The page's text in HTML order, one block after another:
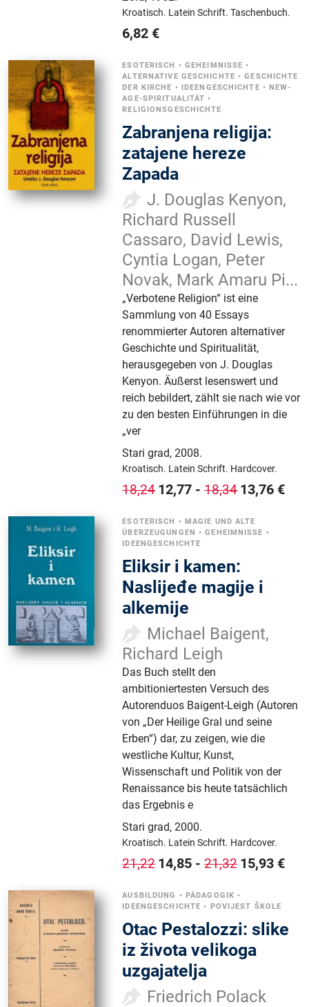
Kroatisch. Latein Schrift.Taschenbuch.
6,82 €
ESOTERISCH • GEHEIMNISSE •
ALTERNATIVE GESCHICHTE •GESCHICHTE
DER KIRCHE • IDEENGESCHICHTE •NEW-
AGE-SPIRITUALITÄT •
RELIGIONSGESCHICHTE
Zabranjena religija:
zatajene hereze
Zapada
J. Douglas Kenyon,
Richard Russell
Cassaro, David Lewis,
Cyntia Logan, Peter
Novak, Mark Amaru Pi...
„Verbotene Religion“ ist eine
Sammlung von 40 Essays
renommierter Autoren alternativer
Geschichte und Spiritualität,
herausgegeben von J. Douglas
Kenyon. Äußerst lesenswert und
reich bebildert, zählt sie nach wie vor
zu den besten Einführungen in die
„ver
Stari grad,2008.
Kroatisch. Latein Schrift. Hardcover.
18,24 12,77 -18,34 13,76 €
ESOTERISCH • MAGIE UND ALTE
ÜBERZEUGUNGEN •GEHEIMNISSE •
IDEENGESCHICHTE
Eliksir i kamen:
Naslijeđe magije i
alkemije
Michael Baigent,
Richard Leigh
Das Buch stellt den
ambitioniertesten Versuch des
Autorenduos Baigent-Leigh (Autoren
von „Der Heilige Gral und seine
Erben“) dar, zu zeigen, wie die
westliche Kultur, Kunst,
Wissenschaft und Politik von der
Renaissance bis heute tatsächlich
das Ergebnis e
Stari grad,2000.
Kroatisch. Latein Schrift. Hardcover.
21,22 14,85 -21,32 15,93 €
AUSBILDUNG • PÄDAGOGIK •
IDEENGESCHICHTE • POVIJEST ŠKOLE
Otac Pestalozzi: slike
iz života velikoga
uzgajatelja
Friedrich Polack